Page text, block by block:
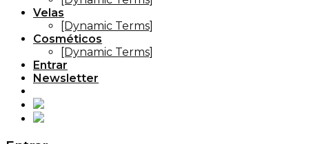
Velas
[Dynamic Terms]
Cosméticos
[Dynamic Terms]
Entrar
Newsletter